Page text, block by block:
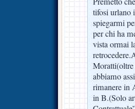
tifosi urlano
spiegarmi
per chi ha
vista ormai
abbiamo
rimanere in
in B.(Solo